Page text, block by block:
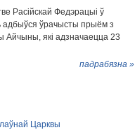
Расійскай Федэрацыі ў
адбыўся ўрачысты прыём з
Айчыны, які адзначаецца 23
падрабязна »
Царквы